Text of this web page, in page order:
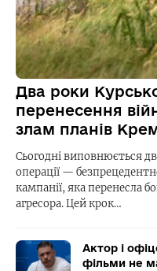
Два роки
перенесення
злам планів
Сьогодні виповнюється
операції —
кампанії, яка перенесла
агресора. Цей крок…
Актор і
фільми не